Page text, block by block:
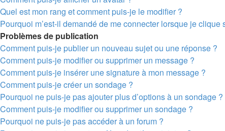
Quel est mon rang et comment puis-je le modifier ?
Pourquoi m’est-il demandé de me connecter lorsque je
Problèmes de publication
Comment puis-je publier un nouveau sujet ou une réponse ?
Comment puis-je modifier ou supprimer un message ?
Comment puis-je insérer une signature à mon message ?
Comment puis-je créer un sondage ?
Pourquoi ne puis-je pas ajouter plus d’options à un sondage ?
Comment puis-je modifier ou supprimer un sondage ?
Pourquoi ne puis-je pas accéder à un forum ?